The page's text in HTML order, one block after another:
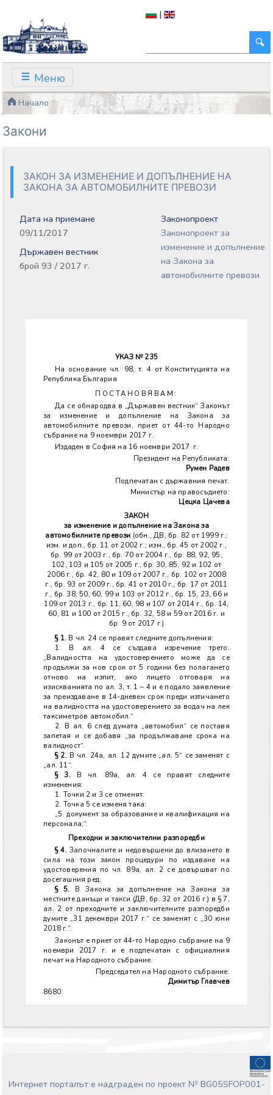
|
Меню
Начало
Закони
ЗАКОН ЗА ИЗМЕНЕНИЕ И ДОПЪЛНЕНИЕ НА
ЗАКОНА ЗА АВТОМОБИЛНИТЕ ПРЕВОЗИ
Дата на приемане
09/11/2017
Държавен вестник
брой 93 / 2017 г.
Законопроект
Законопроект за
изменение и допълнение
на Закона за
автомобилните превози
УКАЗ № 235
На основание чл. 98, т. 4 от Конституцията на
Република България
ПОСТАНОВЯВАМ:
Да се обнародва в „Държавен вестник“ Законът
за изменение и допълнение на Закона за
автомобилните превози, приет от 44-то Народно
събрание на 9 ноември 2017 г.
Издаден в София на 16 ноември 2017 г.
Президент на Републиката:
Румен Радев
Подпечатан с държавния печат.
Министър на правосъдието:
Цецка Цачева
ЗАКОН
за изменение и допълнение на Закона за
автомобилните превози (обн., ДВ, бр. 82 от 1999 г.;
изм. и доп., бр. 11 от 2002 г.; изм., бр. 45 от 2002 г.,
бр. 99 от 2003 г., бр. 70 от 2004 г., бр. 88, 92, 95,
102, 103 и 105 от 2005 г., бр. 30, 85, 92 и 102 от
2006 г., бр. 42, 80 и 109 от 2007 г., бр. 102 от 2008
г., бр. 93 от 2009 г., бр. 41 от 2010 г., бр. 17 от 2011
г., бр. 38, 50, 60, 99 и 103 от 2012 г., бр. 15, 23, 66 и
109 от 2013 г., бр. 11, 60, 98 и 107 от 2014 г., бр. 14,
60, 81 и 100 от 2015 г., бр. 32, 58 и 59 от 2016 г. и
бр. 9 от 2017 г.)
§ 1. В чл. 24 се правят следните допълнения:
1. В ал. 4 се създава изречение трето:
„Валидността на удостоверението може да се
продължи за нов срок от 5 години без полагането
отново на изпит, ако лицето отговаря на
изискванията по ал. 3, т. 1 – 4 и е подало заявление
за преиздаване в 14-дневен срок преди изтичането
на валидността на удостоверението за водач на лек
таксиметров автомобил.“
2. В ал. 6 след думата „автомобил“ се поставя
запетая и се добавя „за продължаване срока на
валидност“.
§ 2. В чл. 24а, ал. 12 думите „ал. 5“ се заменят с
„ал. 11“.
§ 3.
В чл. 89а, ал. 4 се правят следните
изменения:
1. Точки 2 и 3 се отменят.
2. Точка 5 се изменя така:
„5. документ за образование и квалификация на
персонала;“.
Преходни и заключителни разпоредби
§ 4.Започналите и недовършени до влизането в
сила на този закон процедури по издаване на
удостоверения по чл. 89а, ал. 2 се довършват по
досегашния ред.
§ 5. В Закона за допълнение на Закона за
местните данъци и такси (ДВ, бр. 32 от 2016 г.) в § 7,
ал. 2 от преходните и заключителните разпоредби
думите „31 декември 2017 г.“ се заменят с „30 юни
2018 г.“.
Законът е приет от 44-то Народно събрание на 9
ноември 2017 г. и е подпечатан с официалния
печат на Народното събрание.
Председател на Народното събрание:
Димитър Главчев
8680
Интернет порталът е надграден по проект № BG05SFOP001-